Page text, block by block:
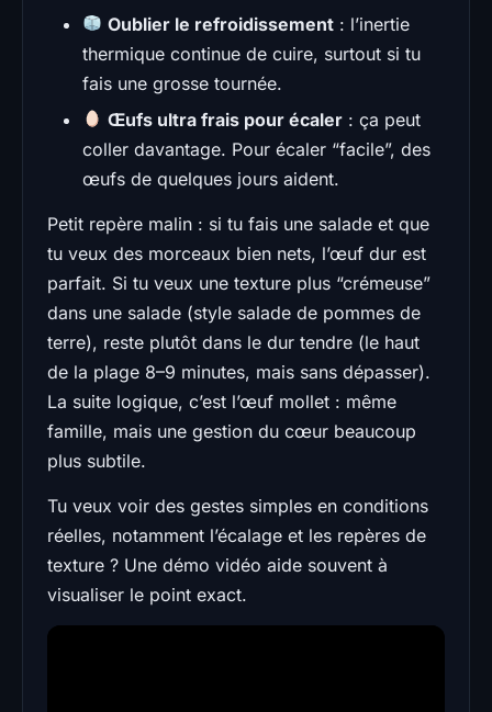
Oublier le refroidissement : l’inertie
thermique continue de cuire, surtout si tu
fais une grosse tournée.
Œufs ultra frais pour écaler : ça peut
coller davantage. Pour écaler “facile”, des
œufs de quelques jours aident.
Petit repère malin : si tu fais une salade et que
tu veux des morceaux bien nets, l’œuf dur est
parfait. Si tu veux une texture plus “crémeuse”
dans une salade (style salade de pommes de
terre), reste plutôt dans le dur tendre (le haut
de la plage 8–9 minutes, mais sans dépasser).
La suite logique, c’est l’œuf mollet : même
famille, mais une gestion du cœur beaucoup
plus subtile.
Tu veux voir des gestes simples en conditions
réelles, notamment l’écalage et les repères de
texture ? Une démo vidéo aide souvent à
visualiser le point exact.